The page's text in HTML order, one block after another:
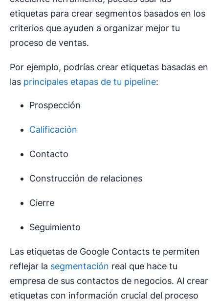
etiquetas para crear segmentos basados en los
criterios que ayuden a organizar mejor tu
proceso de ventas.
Por ejemplo, podrías crear etiquetas basadas en
las principales etapas de tu pipeline:
Prospección
Calificación
Contacto
Construcción de relaciones
Cierre
Seguimiento
Las etiquetas de Google Contacts te permiten
reflejar la segmentación real que hace tu
empresa de sus contactos de negocios. Al crear
etiquetas con información crucial del proceso